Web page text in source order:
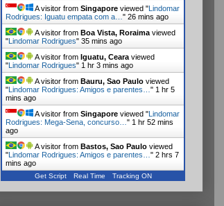
A visitor from Singapore viewed " Lindomar
Rodrigues: Iguatu empata com a… " 26 mins ago
A visitor from Boa Vista, Roraima viewed
" Lindomar Rodrigues" 35 mins ago
A visitor from Iguatu, Ceara viewed
" Lindomar Rodrigues" 1 hr 3 mins ago
A visitor from Bauru, Sao Paulo viewed
" Lindomar Rodrigues: Amigos e parentes… " 1 hr 5
mins ago
A visitor from Singapore viewed " Lindomar
Rodrigues: Mega-Sena, concurso… " 1 hr 52 mins
ago
A visitor from Bastos, Sao Paulo viewed
" Lindomar Rodrigues: Amigos e parentes… " 2 hrs 7
mins ago
Get Script Real Time Tracking ON